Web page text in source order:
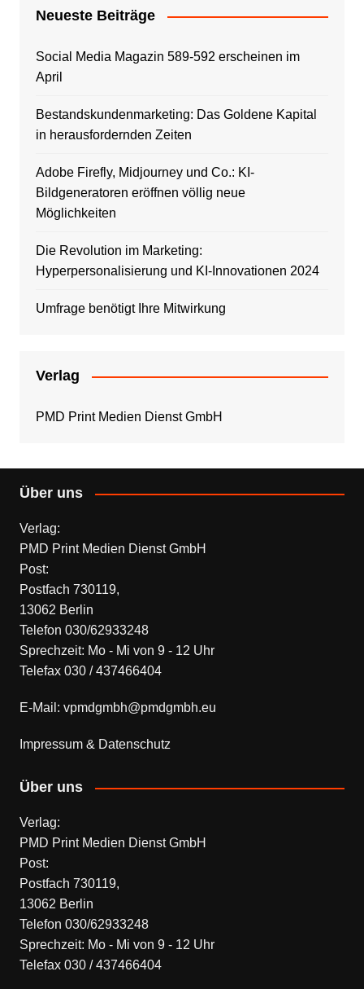
Neueste Beiträge
Social Media Magazin 589-592 erscheinen im
April
Bestandskundenmarketing: Das Goldene Kapital
in herausfordernden Zeiten
Adobe Firefly, Midjourney und Co.: KI-
Bildgeneratoren eröffnen völlig neue
Möglichkeiten
Die Revolution im Marketing:
Hyperpersonalisierung und KI-Innovationen 2024
Umfrage benötigt Ihre Mitwirkung
Verlag
PMD Print Medien Dienst GmbH
Über uns
Verlag:
PMD Print Medien Dienst GmbH
Post:
Postfach 730119,
13062 Berlin
Telefon 030/62933248
Sprechzeit: Mo - Mi von 9 - 12 Uhr
Telefax 030 / 437466404
E-Mail: vpmdgmbh@pmdgmbh.eu
Impressum & Datenschutz
Über uns
Verlag:
PMD Print Medien Dienst GmbH
Post:
Postfach 730119,
13062 Berlin
Telefon 030/62933248
Sprechzeit: Mo - Mi von 9 - 12 Uhr
Telefax 030 / 437466404